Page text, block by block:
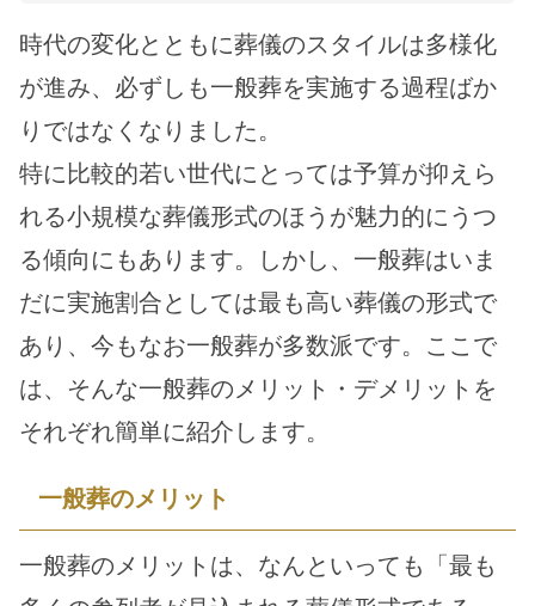
時代の変化とともに葬儀のスタイルは多様化
が進み、必ずしも一般葬を実施する過程ばか
りではなくなりました。
特に比較的若い世代にとっては予算が抑えら
れる小規模な葬儀形式のほうが魅力的にうつ
る傾向にもあります。しかし、一般葬はいま
だに実施割合としては最も高い葬儀の形式で
あり、今もなお一般葬が多数派です。ここで
は、そんな一般葬のメリット・デメリットを
それぞれ簡単に紹介します。
一般葬のメリット
一般葬のメリットは、なんといっても「最も